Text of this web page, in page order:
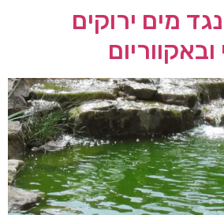
מערכת UV נגד מים ירוקים